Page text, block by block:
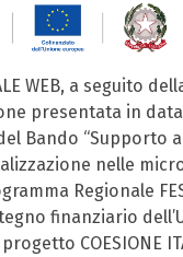
WEB, a seguito
presentata in
Bando “Supporto
nelle
Regionale
finanziario
COESIONE